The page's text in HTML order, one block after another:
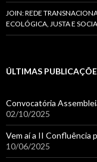
JOIN: REDE
ECOLÓGICA, JUSTA E
ÚLTIMAS
Convocatória
02/10/2025
Vem aí a II Confluência
10/06/2025